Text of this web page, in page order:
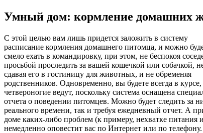
Умный дом: кормление домашних
С этой целью вам лишь придется заложить в систему
расписание кормления домашнего питомца, и можно
смело ехать в командировку, при этом, не беспокоя
просьбой проследить за вашей кошечкой или собачкой,
сдавая его в гостиницу для животных, и не обременяя
родственников. Одновременно, вы будете всегда в курсе,
четвероногие ведут, поскольку система оснащена
отчета о поведении питомцев. Можно будет следить за
реального времени, так и требуя ежедневный отчет. А
доме каких-либо проблем (к примеру, нехватке питания
немедленно оповестит вас по Интернет или по телефону.